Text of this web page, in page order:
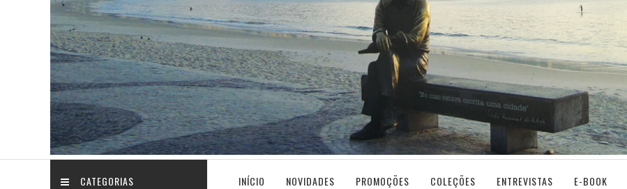
CATEGORIAS INÍCIO NOVIDADES PROMOÇÕES COLEÇÕES ENTREVISTAS E-BOOK